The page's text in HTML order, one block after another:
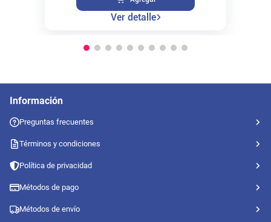
Ver detalle
Información
Preguntas frecuentes
Términos y condiciones
Política de privacidad
Métodos de pago
Métodos de envío